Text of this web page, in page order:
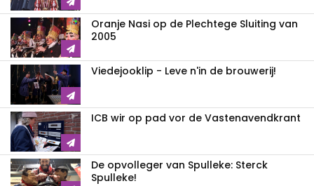
Oranje Nasi op de Plechtege Sluiting van
2005
Viedejooklip - Leve n'in de brouwerij!
ICB wir op pad vor de Vastenavendkrant
De opvolleger van Spulleke: Sterck
Spulleke!